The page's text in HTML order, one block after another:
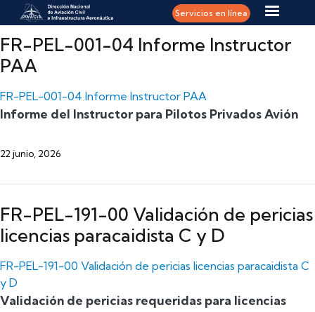
Pasar al contenido principal Servicios en línea
FR-PEL-001-04 Informe Instructor
PAA
FR-PEL-001-04 Informe Instructor PAA
Informe del Instructor para Pilotos Privados Avión
22 junio, 2026
FR-PEL-191-00 Validación de pericias
licencias paracaidista C y D
FR-PEL-191-00 Validación de pericias licencias paracaidista C
y D
Validación de pericias requeridas para licencias